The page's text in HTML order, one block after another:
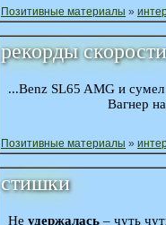
Позитивные материалы »
рекорды скорости
...Benz SL65 AMG и сумел
Вагнер
Позитивные материалы »
стишки
Не удержалась– чуть